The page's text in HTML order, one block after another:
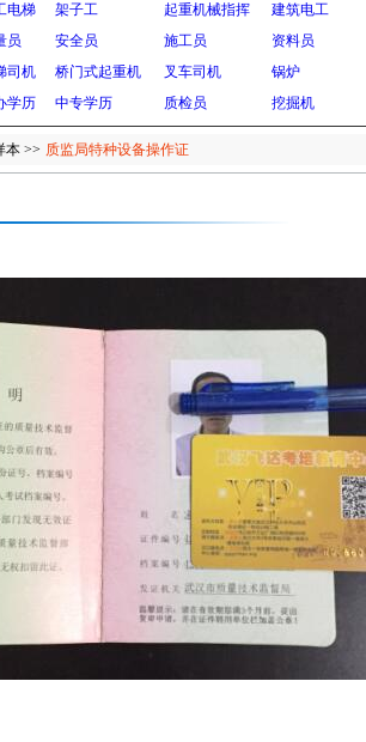
电梯 架子工 起重机械指挥 建筑电工
员 安全员 施工员 资料员
司机 桥门式起重机 叉车司机 锅炉
学历 中专学历 质检员 挖掘机
本 >> 质监局特种设备操作证